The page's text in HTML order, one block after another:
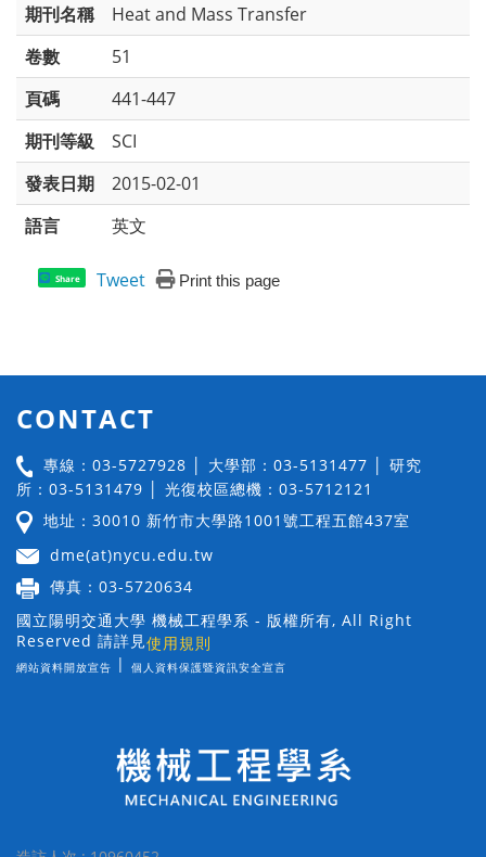
期刊名稱
Heat and Mass Transfer
卷數
51
頁碼
441-447
期刊等級
SCI
發表日期
2015-02-01
語言
英文
Share Tweet Print this page
CONTACT
專線：03-5727928 │ 大學部：03-5131477 │ 研究
所：03-5131479 │ 光復校區總機：03-5712121
地址：30010 新竹市大學路1001號工程五館437室
dme(at)nycu.edu.tw
傳真：03-5720634
國立陽明交通大學 機械工程學系 - 版權所有, All Right
Reserved 請詳見使用規則
網站資料開放宣告 | 個人資料保護暨資訊安全宣言